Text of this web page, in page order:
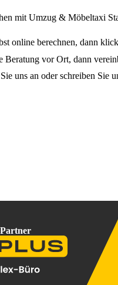
mit Umzug & Möbeltaxi
online berechnen, dann
Beratung vor Ort, dann
uns an oder schreiben Sie